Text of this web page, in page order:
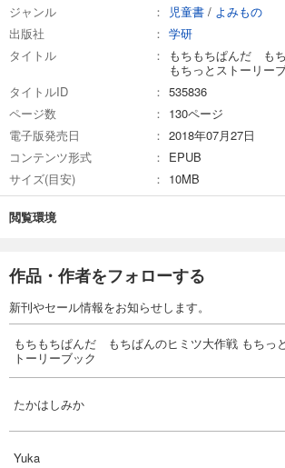
ジャンル
児童書 / よみもの
出版社
学研
タイトル
もちもちぱんだ も
もちっとストーリー
タイトルID
535836
ページ数
130ページ
電子版発売日
2018年07月27日
コンテンツ形式
EPUB
サイズ(目安)
10MB
閲覧環境
作品・作者をフォローする
新刊やセール情報をお知らせします。
もちもちぱんだ もちぱんのヒミツ大作戦 もちっ
トーリーブック
たかはしみか
Yuka